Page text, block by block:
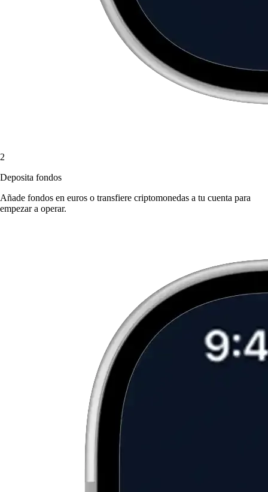
2
Deposita fondos
Añade fondos en euros o transfiere criptomonedas a tu cuenta para
empezar a operar.